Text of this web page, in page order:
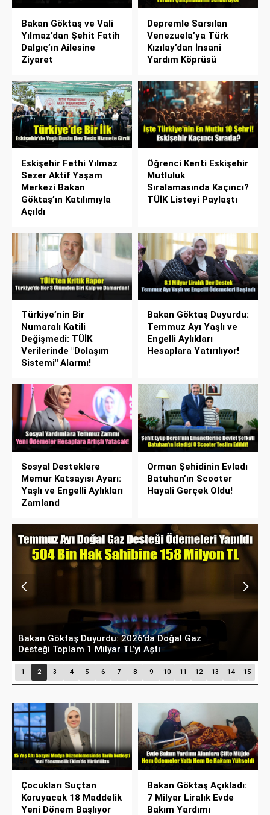
Bakan Göktaş ve Vali
Yılmaz’dan Şehit Fatih
Dalgıç’ın Ailesine
Ziyaret
Depremle Sarsılan
Venezuela’ya Türk
Kızılay’dan İnsani
Yardım Köprüsü
Eskişehir Fethi Yılmaz
Sezer Aktif Yaşam
Merkezi Bakan
Göktaş’ın Katılımıyla
Açıldı
Öğrenci Kenti Eskişehir
Mutluluk
Sıralamasında Kaçıncı?
TÜİK Listeyi Paylaştı
Türkiye’nin Bir
Numaralı Katili
Değişmedi: TÜİK
Verilerinde "Dolaşım
Sistemi" Alarmı!
Bakan Göktaş Duyurdu:
Temmuz Ayı Yaşlı ve
Engelli Aylıkları
Hesaplara Yatırılıyor!
Sosyal Desteklere
Memur Katsayısı Ayarı:
Yaşlı ve Engelli Aylıkları
Zamland
Orman Şehidinin Evladı
Batuhan’ın Scooter
Hayali Gerçek Oldu!
Bakan Göktaş Duyurdu: 2026’da Doğal Gaz
Desteği Toplam 1 Milyar TL’yi Aştı
1 2 3 4 5 6 7 8 9 10 11 12 13 14 15
Çocukları Suçtan
Koruyacak 18 Maddelik
Yeni Dönem Başlıyor
Bakan Göktaş Açıkladı:
7 Milyar Liralık Evde
Bakım Yardımı